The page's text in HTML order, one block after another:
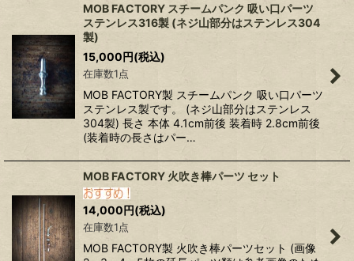
MOB FACTORY スチームパンク 吸い口パーツ
ステンレス316製 (ネジ山部分はステンレス304
製)
15,000円(税込)
在庫数1点
MOB FACTORY製 スチームパンク 吸い口パーツ
ステンレス製です。 (ネジ山部分はステンレス
304製) 長さ 本体 4.1cm前後 装着時 2.8cm前後
(装着時の長さはパー…
MOB FACTORY 火吹き棒パーツ セット
14,000円(税込)
在庫数1点
MOB FACTORY製 火吹き棒パーツセット (画像